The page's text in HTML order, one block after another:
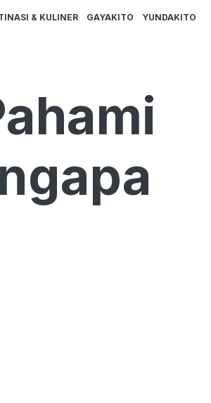
& KULINER GAYAKITO YUNDAKITO